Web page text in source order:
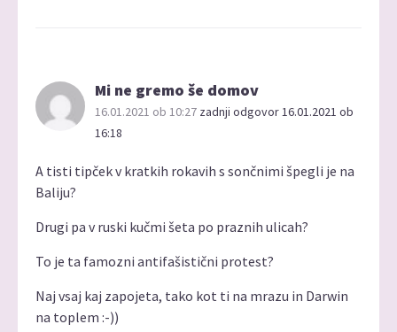
Mi ne gremo še domov
16.01.2021 ob 10:27 zadnji odgovor 16.01.2021 ob
16:18
A tisti tipček v kratkih rokavih s sončnimi špegli je na
Baliju?
Drugi pa v ruski kučmi šeta po praznih ulicah?
To je ta famozni antifašistični protest?
Naj vsaj kaj zapojeta, tako kot ti na mrazu in Darwin
na toplem :-))